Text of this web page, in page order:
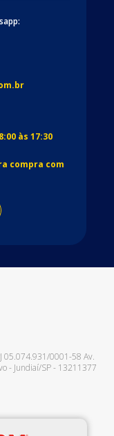
às 17:30
compra com
05.074.931/0001-58 Av.
- Jundiaí/SP- 13211377